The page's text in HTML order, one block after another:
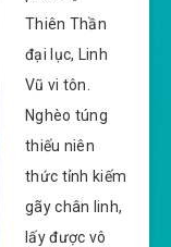
Thiên Thần
đại lục, Linh
Vũ vi tôn.
Nghèo túng
thiếu niên
thức tỉnh kiếm
gãy chân linh,
lấy được vô